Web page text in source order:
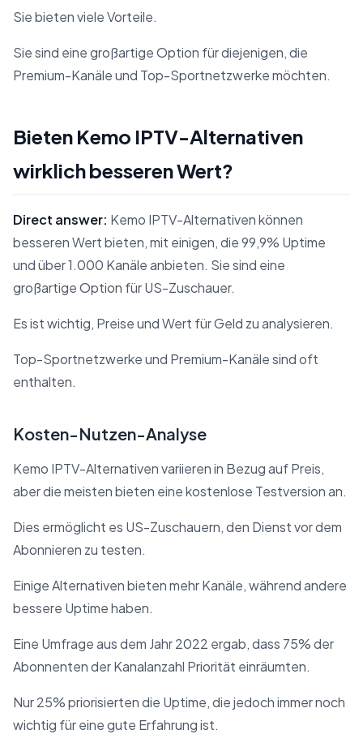
Sie bieten viele Vorteile.
Sie sind eine großartige Option für diejenigen, die
Premium-Kanäle und Top-Sportnetzwerke möchten.
Bieten Kemo IPTV-Alternativen
wirklich besseren Wert?
Direct answer: Kemo IPTV-Alternativen können
besseren Wert bieten, mit einigen, die 99,9% Uptime
und über 1.000 Kanäle anbieten. Sie sind eine
großartige Option für US-Zuschauer.
Es ist wichtig, Preise und Wert für Geld zu analysieren.
Top-Sportnetzwerke und Premium-Kanäle sind oft
enthalten.
Kosten-Nutzen-Analyse
Kemo IPTV-Alternativen variieren in Bezug auf Preis,
aber die meisten bieten eine kostenlose Testversion an.
Dies ermöglicht es US-Zuschauern, den Dienst vor dem
Abonnieren zu testen.
Einige Alternativen bieten mehr Kanäle, während andere
bessere Uptime haben.
Eine Umfrage aus dem Jahr 2022 ergab, dass 75% der
Abonnenten der Kanalanzahl Priorität einräumten.
Nur 25% priorisierten die Uptime, die jedoch immer noch
wichtig für eine gute Erfahrung ist.